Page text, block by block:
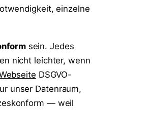
einzelne
sein. Jedes
nicht leichter, wenn
DSGVO-
unser Datenraum,
— weil